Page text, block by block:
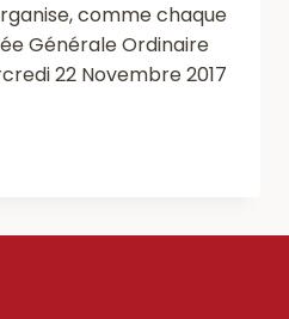
comme chaque
Générale Ordinaire
22 Novembre 2017